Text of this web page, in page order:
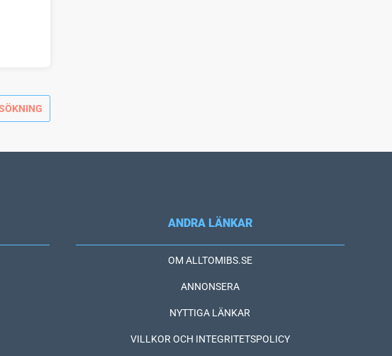
ANDRA LÄNKAR
OM ALLTOMIBS.SE
ANNONSERA
NYTTIGA LÄNKAR
VILLKOR OCH INTEGRITETSPOLICY